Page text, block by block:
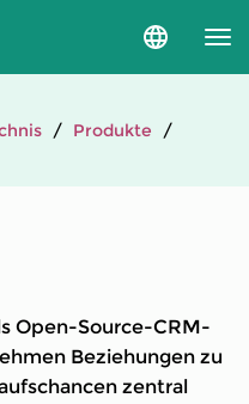
Sprache
Produkte
Open-Source-CRM-
Beziehungen zu
zentral